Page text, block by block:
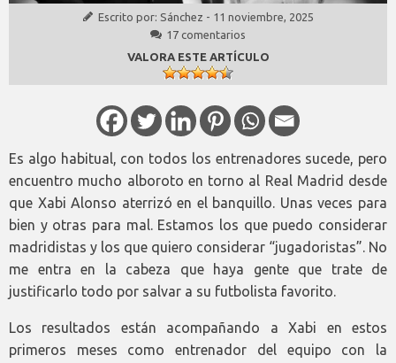
Escrito por: Sánchez - 11 noviembre, 2025
17 comentarios
VALORA ESTE ARTÍCULO
Es algo habitual, con todos los entrenadores sucede, pero
encuentro mucho alboroto en torno al Real Madrid desde
que Xabi Alonso aterrizó en el banquillo. Unas veces para
bien y otras para mal. Estamos los que puedo considerar
madridistas y los que quiero considerar “jugadoristas”. No
me entra en la cabeza que haya gente que trate de
justificarlo todo por salvar a su futbolista favorito.
Los resultados están acompañando a Xabi en estos
primeros meses como entrenador del equipo con la